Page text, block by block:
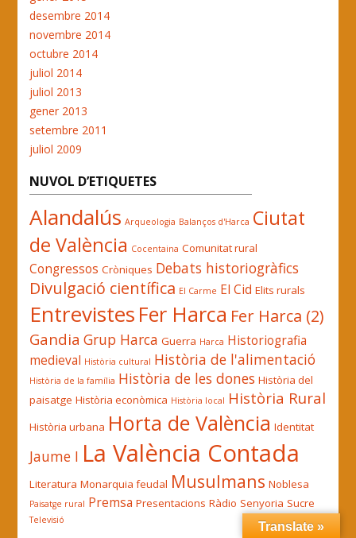
desembre 2014
novembre 2014
octubre 2014
juliol 2014
juliol 2013
gener 2013
setembre 2011
juliol 2009
NUVOL D’ETIQUETES
Alandalús Arqueologia Balanços d'Harca Ciutat
de València Cocentaina Comunitat rural
Congressos Cròniques Debats historiogràfics
Divulgació científica El Carme El Cid Elits rurals
Entrevistes Fer Harca Fer Harca (2)
Gandia Grup Harca Guerra Harca Historiografia
medieval Història cultural Història de l'alimentació
Història de la família Història de les dones Història del
paisatge Història econòmica Història local Història Rural
Història urbana Horta de València Identitat
Jaume I La València Contada
Literatura Monarquia feudal Musulmans Noblesa
Paisatge rural Premsa Presentacions Ràdio Senyoria Sucre
Televisió
Translate »